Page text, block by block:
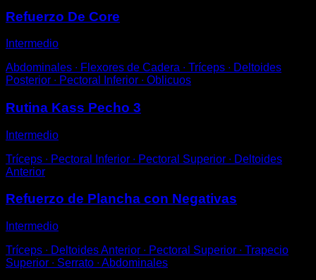
Refuerzo De Core
Intermedio
Abdominales ∙ Flexores de Cadera ∙ Tríceps ∙ Deltoides
Posterior ∙ Pectoral Inferior ∙ Oblicuos
Rutina Kass Pecho 3
Intermedio
Tríceps ∙ Pectoral Inferior ∙ Pectoral Superior ∙ Deltoides
Anterior
Refuerzo de Plancha con Negativas
Intermedio
Tríceps ∙ Deltoides Anterior ∙ Pectoral Superior ∙ Trapecio
Superior ∙ Serrato ∙ Abdominales